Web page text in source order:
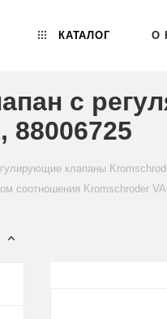
КАТАЛОГ О
с
88006725
клапаны
соотношения Kromschroder